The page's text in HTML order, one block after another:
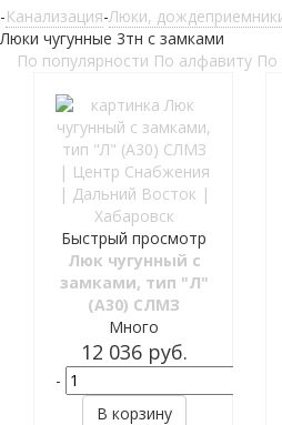
-Канализация-Люки,
Люки чугунные 3тн с замками
По популярности По алфавиту По
Быстрый просмотр
Люк чугунный с
замками, тип "Л"
(А30) СЛМЗ
Много
12 036руб.
-
В корзину